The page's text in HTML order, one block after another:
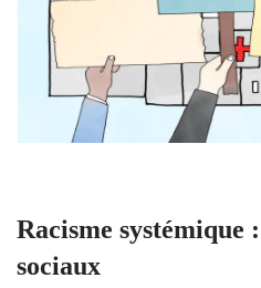
Racisme systémique
sociaux